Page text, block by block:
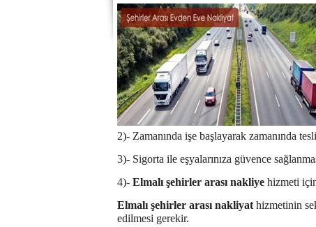
2)- Zamanında işe başlayarak zamanında
3)- Sigorta ile eşyalarınıza güvence
4)- Elmalı şehirler arası nakliye hizmeti
Elmalı şehirler arası nakliyat hizmetinin
edilmesi gerekir.